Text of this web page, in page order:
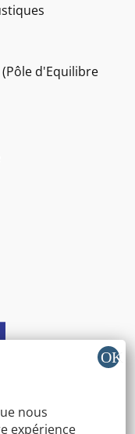
(Pôle d'Equilibre
nous
expérience